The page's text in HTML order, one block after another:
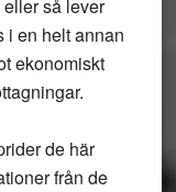
så lever
i en helt annan
ekonomiskt
de här
från de